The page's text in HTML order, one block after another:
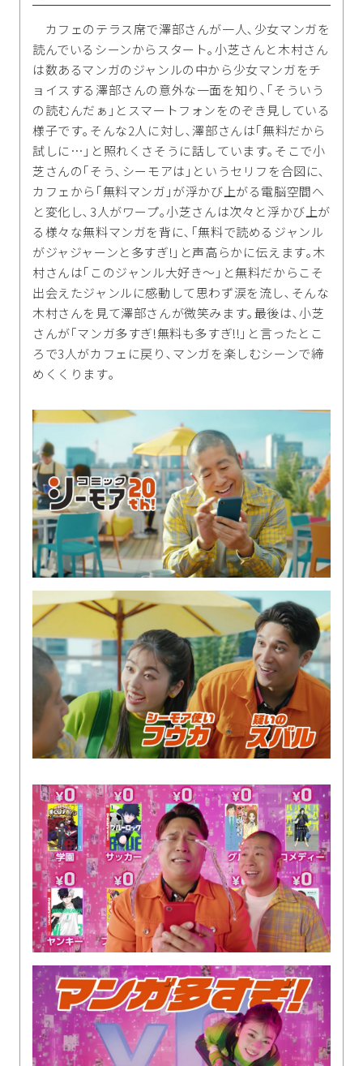
カフェのテラス席で澤部さんが一人､少女マンガを
読んでいるシーンからスタート｡小芝さんと木村さん
は数あるマンガのジャンルの中から少女マンガをチ
ョイスする澤部さんの意外な一面を知り､｢そういう
の読むんだぁ｣とスマートフォンをのぞき見している
様子です｡そんな2人に対し､澤部さんは｢無料だから
試しに…｣と照れくさそうに話しています｡そこで小
芝さんの｢そう､シーモアは｣というセリフを合図に､
カフェから｢無料マンガ｣が浮かび上がる電脳空間へ
と変化し､3人がワープ｡小芝さんは次々と浮かび上が
る様々な無料マンガを背に､｢無料で読めるジャンル
がジャジャーンと多すぎ!｣と声高らかに伝えます｡木
村さんは｢このジャンル大好き～｣と無料だからこそ
出会えたジャンルに感動して思わず涙を流し､そんな
木村さんを見て澤部さんが微笑みます｡最後は､小芝
さんが｢マンガ多すぎ!無料も多すぎ!!｣と言ったとこ
ろで3人がカフェに戻り､マンガを楽しむシーンで締
めくくります｡